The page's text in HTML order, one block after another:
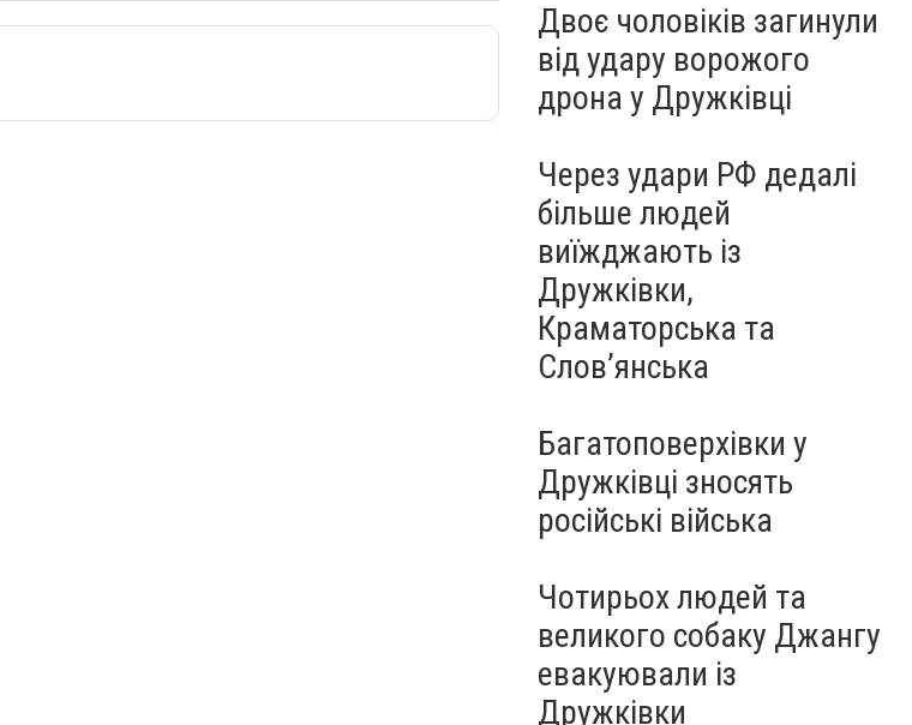
Двоє чоловіків загинули
від удару ворожого
дрона у Дружківці
Через удари РФ дедалі
більше людей
виїжджають із
Дружківки,
Краматорська та
Слов’янська
Багатоповерхівки у
Дружківці зносять
російські війська
Чотирьох людей та
великого собаку Джангу
евакуювали із
Дружківки